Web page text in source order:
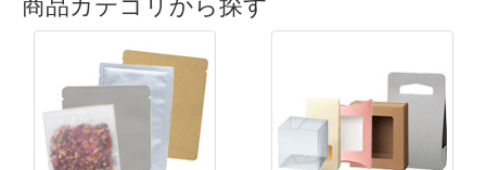
商品カテゴリから探す